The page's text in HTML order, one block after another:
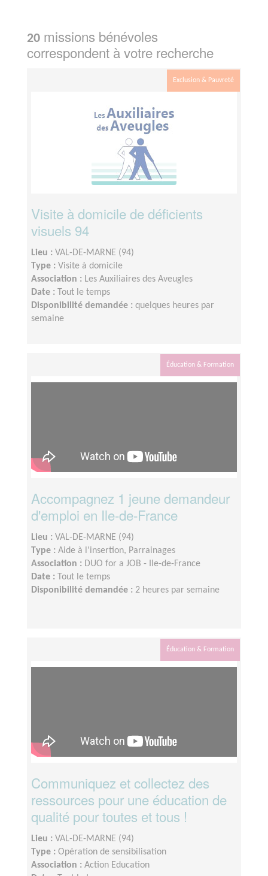
20 missions bénévoles
correspondent à votre recherche
Exclusion & Pauvreté
Visite à domicile de déficients
visuels 94
Lieu : VAL-DE-MARNE (94)
Type : Visite à domicile
Association : Les Auxiliaires des Aveugles
Date :
Tout le temps
Disponibilité demandée : quelques heures par
semaine
Éducation & Formation
Accompagnez 1 jeune demandeur
d'emploi en Ile-de-France
Lieu : VAL-DE-MARNE (94)
Type : Aide à l'insertion, Parrainages
Association : DUO for a JOB - Ile-de-France
Date :
Tout le temps
Disponibilité demandée : 2 heures par semaine
Éducation & Formation
Communiquez et collectez des
ressources pour une éducation de
qualité pour toutes et tous !
Lieu : VAL-DE-MARNE (94)
Type : Opération de sensibilisation
Association : Action Education